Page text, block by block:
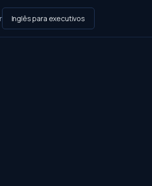
Inglês para executivos